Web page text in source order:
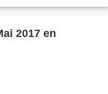
2017 en